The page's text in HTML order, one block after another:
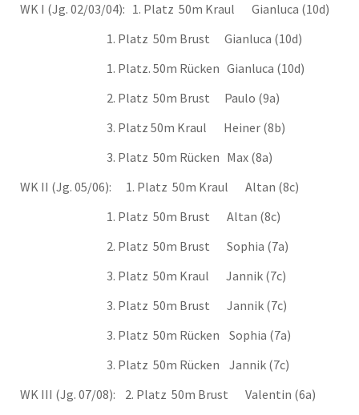
WK I (Jg. 02/03/04): 1. Platz 50m Kraul Gianluca (10d)
1. Platz 50m Brust Gianluca (10d)
1. Platz. 50m Rücken Gianluca (10d)
2. Platz 50m Brust Paulo (9a)
3. Platz 50m Kraul Heiner (8b)
3. Platz 50m Rücken Max (8a)
WK II (Jg. 05/06): 1. Platz 50m Kraul Altan (8c)
1. Platz 50m Brust Altan (8c)
2. Platz 50m Brust Sophia (7a)
3. Platz 50m Kraul Jannik (7c)
3. Platz 50m Brust Jannik (7c)
3. Platz 50m Rücken Sophia (7a)
3. Platz 50m Rücken Jannik (7c)
WK III (Jg. 07/08): 2. Platz 50m Brust Valentin (6a)